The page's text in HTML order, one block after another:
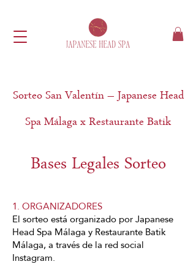
Sorteo San Valentín – Japanese Head
Spa Málaga x Restaurante Batik
Bases Legales Sorteo
1. ORGANIZADORES
El sorteo está organizado por Japanese
Head Spa Málaga y Restaurante Batik
Málaga, a través de la red social
Instagram.